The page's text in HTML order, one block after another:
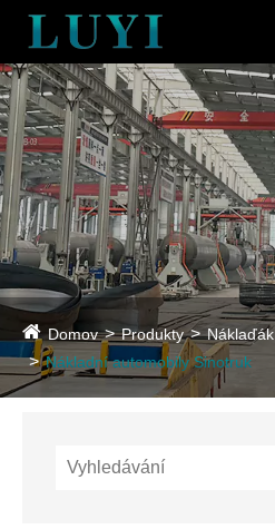
Domov Produkty
Náklaďák
Nákladní automobily Sinotruk